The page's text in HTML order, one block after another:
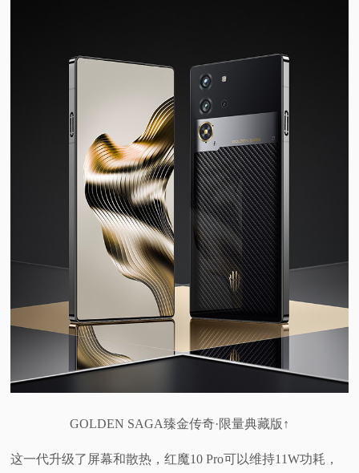
GOLDEN SAGA臻金传奇·限量典藏版↑
这一代升级了屏幕和散热，红魔10 Pro可以维持11W功耗，